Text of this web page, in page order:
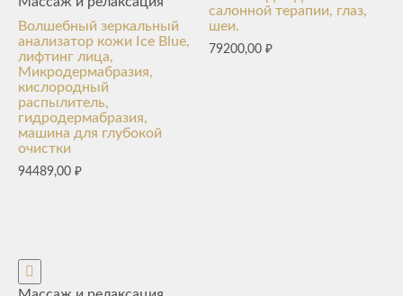
Волшебный зеркальный
анализатор кожи Ice Blue,
лифтинг лица,
Микродермабразия,
кислородный
распылитель,
гидродермабразия,
машина для глубокой
очистки
94489,00 ₽
салонной терапии, глаз,
шеи.
79200,00₽